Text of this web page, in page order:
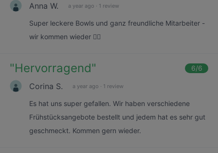
Anna W. a year ago · 1 review
Super leckere Bowls und ganz freundliche Mitarbeiter -
wir kommen wieder 👍🏼
"Hervorragend" 6/6
Corina S. a year ago · 1 review
Es hat uns super gefallen. Wir haben verschiedene
Frühstücksangebote bestellt und jedem hat es sehr gut
geschmeckt. Kommen gern wieder.